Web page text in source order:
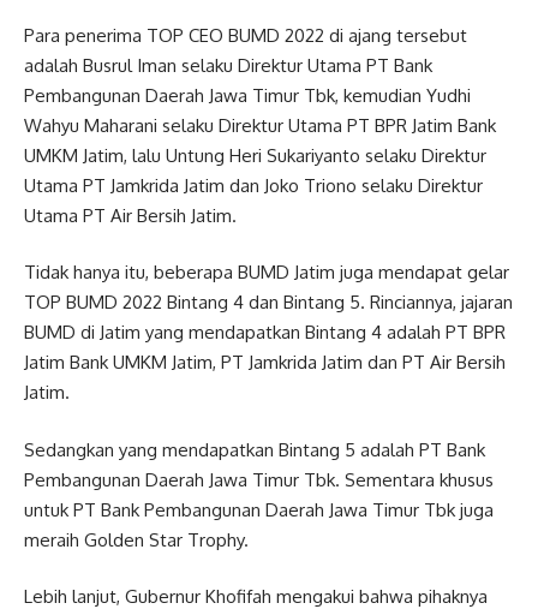
Para penerima TOP CEO BUMD 2022 di ajang tersebut
adalah Busrul Iman selaku Direktur Utama PT Bank
Pembangunan Daerah Jawa Timur Tbk, kemudian Yudhi
Wahyu Maharani selaku Direktur Utama PT BPR Jatim Bank
UMKM Jatim, lalu Untung Heri Sukariyanto selaku Direktur
Utama PT Jamkrida Jatim dan Joko Triono selaku Direktur
Utama PT Air Bersih Jatim.
Tidak hanya itu, beberapa BUMD Jatim juga mendapat gelar
TOP BUMD 2022 Bintang 4 dan Bintang 5. Rinciannya, jajaran
BUMD di Jatim yang mendapatkan Bintang 4 adalah PT BPR
Jatim Bank UMKM Jatim, PT Jamkrida Jatim dan PT Air Bersih
Jatim.
Sedangkan yang mendapatkan Bintang 5 adalah PT Bank
Pembangunan Daerah Jawa Timur Tbk. Sementara khusus
untuk PT Bank Pembangunan Daerah Jawa Timur Tbk juga
meraih Golden Star Trophy.
Lebih lanjut, Gubernur Khofifah mengakui bahwa pihaknya